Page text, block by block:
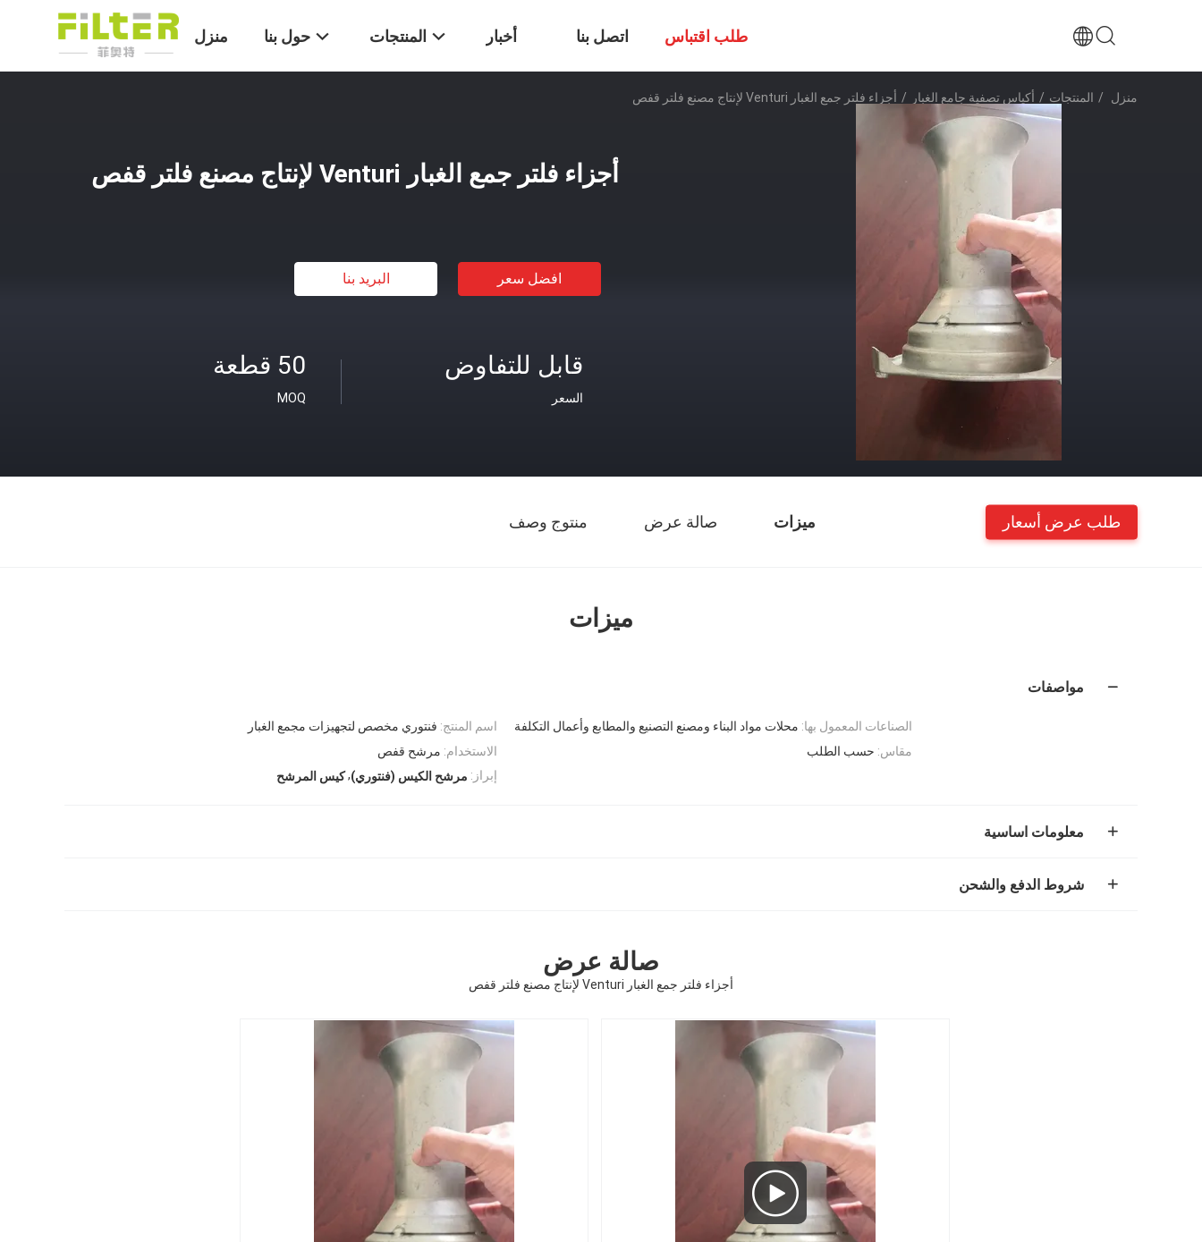
منزل حول بنا المنتجات أخبار اتصل بنا طلب اقتباس
منزل / المنتجات / أكياس تصفية جامع الغبار / أجزاء فلتر جمع الغبار Venturi لإنتاج مصنع فلتر قفص
أجزاء فلتر جمع الغبار Venturi لإنتاج مصنع فلتر قفص
افضل سعر البريد بنا
50 قطعة
MOQ
قابل للتفاوض
السعر
ميزات صالة عرض منتوج وصف طلب عرض أسعار
ميزات
مواصفات
اسم المنتج: فنتوري مخصص لتجهيزات مجمع الغبار الصناعات المعمول بها: محلات مواد البناء ومصنع التصنيع والمطابع وأعمال التكلفة
الاستخدام: مرشح قفص مقاس: حسب الطلب
إبراز: مرشح الكيس (فنتوري),كيس المرشح
معلومات اساسية
شروط الدفع والشحن
صالة عرض
أجزاء فلتر جمع الغبار Venturi لإنتاج مصنع فلتر قفص